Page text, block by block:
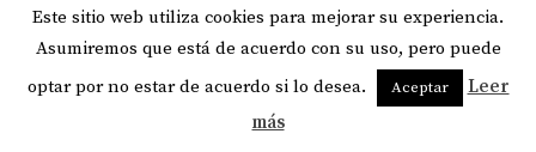
cualquier cosa en China, para ello está
Chinabrands, pero también existe AliExpress, la
cual está respaldada por la página Alibaba.
Este sitio web utiliza cookies para mejorar su experiencia.
Asumiremos que está de acuerdo con su uso, pero puede
optar por no estar de acuerdo si lo desea.
Aceptar
Leer
más